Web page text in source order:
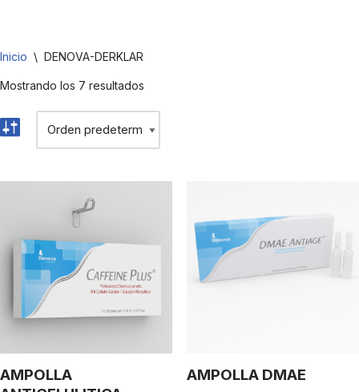
al
contenido
Inicio \ DENOVA-DERKLAR
Mostrando los 7 resultados
AMPOLLA
AMPOLLA DMAE